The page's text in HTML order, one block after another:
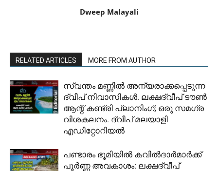
Dweep Malayali
RELATED ARTICLES MORE FROM AUTHOR
സ്വന്തം മണ്ണിൽ അന്യരാക്കപ്പെടുന്ന
ദ്വീപ് നിവാസികൾ. ലക്ഷദ്വീപ് ടൗൺ
ആന്റ് കണ്ട്രി പ്ലാനിംഗ്; ഒരു സമഗ്ര
വിശകലനം. ദ്വീപ് മലയാളി
എഡിറ്റോറിയൽ
പണ്ടാരം ഭൂമിയിൽ കവിൽദാർമാർക്ക്
പൂർണ്ണ അവകാശം: ലക്ഷദ്വീപ്